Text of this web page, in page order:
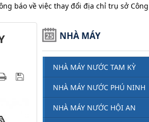
thay đổi địa chỉ trụ sở Công ty do sáp
NHÀ MÁY
NHÀ MÁY NƯỚC TAM KỲ
NHÀ MÁY NƯỚC PHÚ NINH
NHÀ MÁY NƯỚC HỘI AN